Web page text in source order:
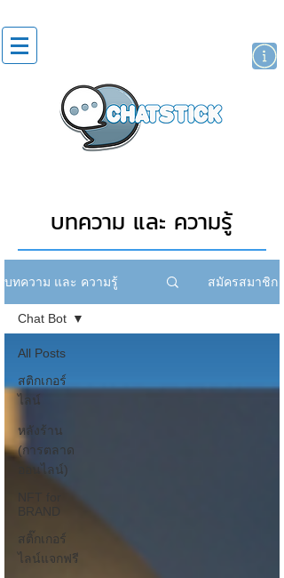
บทความ และ ความรู้
บทความ และ ความรู้ สมัครสมาชิก
All Posts
สติกเกอร์
ไลน์
หลังร้าน
(การตลาด
ออนไลน์)
BRAND
สติ๊กเกอร์
ไลน์แจกฟรี
Chat Bot